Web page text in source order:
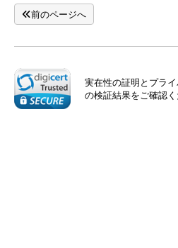
前のページへ
実在性の証明とプラ
の検証結果をご確認